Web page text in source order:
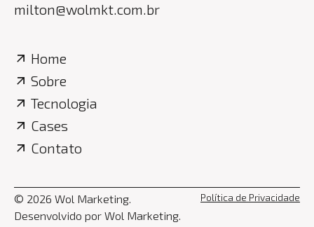
milton@wolmkt.com.br
Home
Sobre
Tecnologia
Cases
Contato
© 2026 Wol Marketing. Política de Privacidade
Desenvolvido por Wol Marketing.